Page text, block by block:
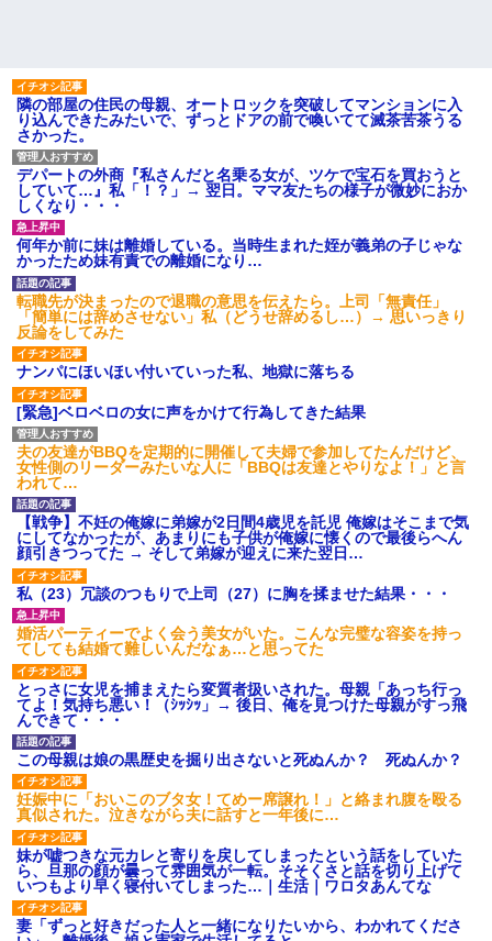
ラーメン屋にて。店員「30分
ほどお待ちいただく事になりま
す」友人「あ、じゃあいいで
す」→店を出た友人「ラーメン
店Aに行こう」俺「え？」→その
店...
ハードオフに売っていた4万
4000円のフィギュアがヤバすぎ
るｗｗｗｗｗｗ「こんな高い
の？ｗｗ」「逆に超安い」
私「ちょっと、人の家の金庫
触らないでよ！」キチママ『そ
こに金庫があったから、開けて
みようとしただけ☆』義兄「泥
は出てけ！二度と来るな！」結
果・・・
私「初めて飲む味だけどなん
のお茶？」彼「ちっ！」私「」
【GIF】JSのカンチョーワロ
タ
後続車にクラクションを鳴ら
され彼氏が逆切れ。「何クラク
ション鳴らしてんだ！降りてこ
いよ！」と怒鳴りだし...
【衝撃】報酬100万円超の治験
募集がこちらｗｗｗｗｗ(※画像
あり)
【ネット騒然】惨殺されたタ
ワマン頂き女子のこの動画、す
げえええええｗｗｗｗｗｗｗｗ
ｗｗｗ
【愕然】白のクラウン俺氏、
高速道路左車線を制限速度で走
った結果wwwwwwwwwwww
百年の恋12-899 食べた量を
張り合ってくる
【悲報】佐藤輝明・・・２軍
でも盛大にやらかす←あまり悲
しませないでくれ
高校生がうちの車に傷をつけ
た。管理人さんに連絡したらそ
の家の親が来て謝ってくれた。
おかしい」←は！？
主な税金の成り立ちを調べて
隣の部屋の住民の母親、オートロックを突破してマンションに入
り込んできたみたいで、ずっとドアの前で喚いてて滅茶苦茶うる
さかった。
デパートの外商『私さんだと名乗る女が、ツケで宝石を買おうと
していて…』私「！？」→ 翌日。ママ友たちの様子が微妙におか
しくなり・・・
何年か前に妹は離婚している。当時生まれた姪が義弟の子じゃな
かったため妹有責での離婚になり…
転職先が決まったので退職の意思を伝えたら。上司「無責任」
「簡単には辞めさせない」私（どうせ辞めるし…）→ 思いっきり
反論をしてみた
ナンパにほいほい付いていった私、地獄に落ちる
[緊急]ベロベロの女に声をかけて行為してきた結果
夫の友達がBBQを定期的に開催して夫婦で参加してたんだけど、
女性側のリーダーみたいな人に「BBQは友達とやりなよ！」と言
われて…
【戦争】不妊の俺嫁に弟嫁が2日間4歳児を託児 俺嫁はそこまで気
にしてなかったが、あまりにも子供が俺嫁に懐くので最後らへん
顔引きつってた → そして弟嫁が迎えに来た翌日…
私（23）冗談のつもりで上司（27）に胸を揉ませた結果・・・
婚活パーティーでよく会う美女がいた。こんな完璧な容姿を持っ
てしても結婚て難しいんだなぁ…と思ってた
とっさに女児を捕まえたら変質者扱いされた。母親「あっち行っ
てよ！気持ち悪い！（ｼｯｼｯ」→ 後日、俺を見つけた母親がすっ飛
んできて・・・
この母親は娘の黒歴史を掘り出さないと死ぬんか？ 死ぬんか？
妊娠中に「おいこのブタ女！てめー席譲れ！」と絡まれ腹を殴る
真似された。泣きながら夫に話すと一年後に…
妹が嘘つきな元カレと寄りを戻してしまったという話をしていた
ら、旦那の顔が曇って雰囲気が一転。そそくさと話を切り上げて
いつもより早く寝付いてしまった…｜生活｜ワロタあんてな
妻「ずっと好きだった人と一緒になりたいから、わかれてくださ